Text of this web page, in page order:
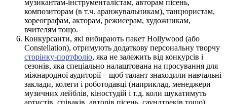
музикантам-інструменталістам, авторам пісень,
композиторам (в т.ч. аранжувальникам), танцюристам,
хореографам, акторам, режисерам, художникам,
вчителям тощо.
Конкурсанти, які вибирають пакет Hollywood (або
Constellation), отримують додаткову персональну творчу
сторінку-портфоліо, яка не залежить від конкурсів і
сезонів, яка спеціально налаштована на просування для
міжнародної аудиторії – щоб талант знаходили навчальні
заклади, колеги і роботодавці (наприклад, менеджери
музичних лейблів, кіностудій і т.д. коли шукатимуть
артистів, співаків, авторів пісень, саундтреків тощо).